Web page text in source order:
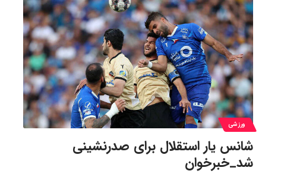
ورزشی
شانس یار استقلال برای صدرنشینی
شد_خبرخوان